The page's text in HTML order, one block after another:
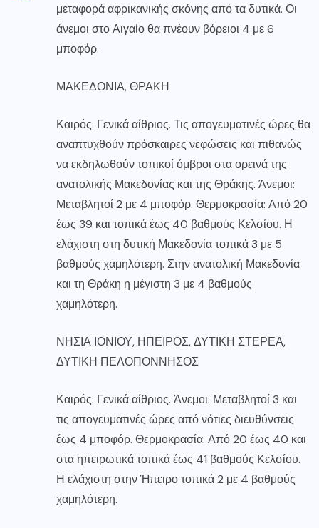
μεταφορά αφρικανικής σκόνης από τα δυτικά. Οι
άνεμοι στο Αιγαίο θα πνέουν βόρειοι 4 με 6
μποφόρ.
ΜΑΚΕΔΟΝΙΑ, ΘΡΑΚΗ
Καιρός: Γενικά αίθριος. Τις απογευματινές ώρες θα
αναπτυχθούν πρόσκαιρες νεφώσεις και πιθανώς
να εκδηλωθούν τοπικοί όμβροι στα ορεινά της
ανατολικής Μακεδονίας και της Θράκης. Άνεμοι:
Μεταβλητοί 2 με 4 μποφόρ. Θερμοκρασία: Από 20
έως 39 και τοπικά έως 40 βαθμούς Κελσίου. Η
ελάχιστη στη δυτική Μακεδονία τοπικά 3 με 5
βαθμούς χαμηλότερη. Στην ανατολική Μακεδονία
και τη Θράκη η μέγιστη 3 με 4 βαθμούς
χαμηλότερη.
ΝΗΣΙΑ ΙΟΝΙΟΥ, ΗΠΕΙΡΟΣ, ΔΥΤΙΚΗ ΣΤΕΡΕΑ,
ΔΥΤΙΚΗ ΠΕΛΟΠΟΝΝΗΣΟΣ
Καιρός: Γενικά αίθριος. Άνεμοι: Μεταβλητοί 3 και
τις απογευματινές ώρες από νότιες διευθύνσεις
έως 4 μποφόρ. Θερμοκρασία: Από 20 έως 40 και
στα ηπειρωτικά τοπικά έως 41 βαθμούς Κελσίου.
Η ελάχιστη στην Ήπειρο τοπικά 2 με 4 βαθμούς
χαμηλότερη.